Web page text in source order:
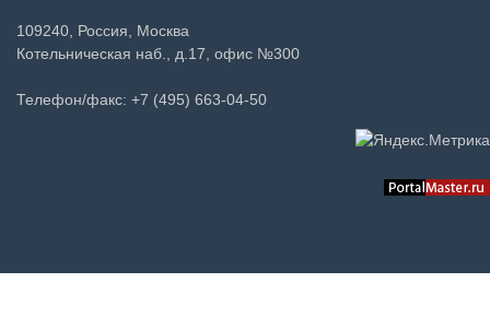
109240, Россия, Москва
Котельническая наб., д.17, офис №300
Телефон/факс: +7 (495) 663-04-50